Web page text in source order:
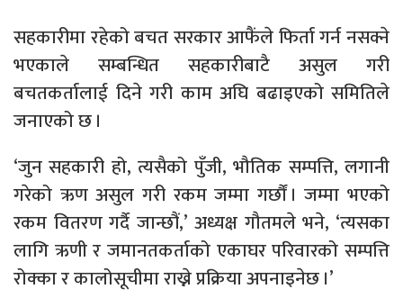
सहकारीमा रहेको बचत सरकार आफैंले फिर्ता गर्न नसक्ने
भएकाले सम्बन्धित सहकारीबाटै असुल गरी
बचतकर्तालाई दिने गरी काम अघि बढाइएको समितिले
जनाएको छ ।
‘जुन सहकारी हो, त्यसैको पुँजी, भौतिक सम्पत्ति, लगानी
गरेको ऋण असुल गरी रकम जम्मा गर्छौं । जम्मा भएको
रकम वितरण गर्दै जान्छौं,’ अध्यक्ष गौतमले भने, ‘त्यसका
लागि ऋणी र जमानतकर्ताको एकाघर परिवारको सम्पत्ति
रोक्का र कालोसूचीमा राख्ने प्रक्रिया अपनाइनेछ ।’